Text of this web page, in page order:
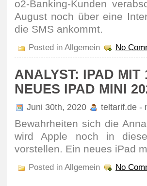
o2-Banking-Kunden
August noch über eine
die SMS ankommt.
Posted in Allgemein No
ANALYST: IPAD
NEUES IPAD MINI
Juni 30th, 2020 teltarif.de -
Bewahr­heiten sich die
wird Apple noch in
vorstellen. Ein neues iPad
Posted in Allgemein No